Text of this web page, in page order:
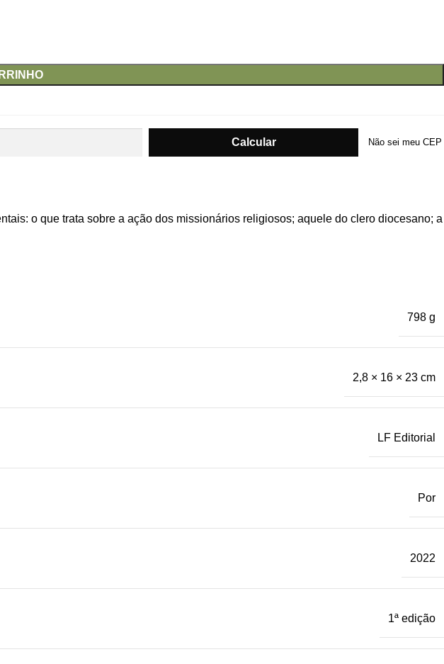
Não sei meu CEP
o que trata sobre a ação dos missionários religiosos; aquele do clero diocesano; a
798 g
2,8 × 16 × 23 cm
LF Editorial
Por
2022
1ª edição